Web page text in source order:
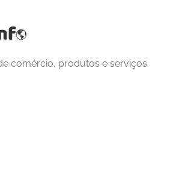
comércio, produtos e serviços